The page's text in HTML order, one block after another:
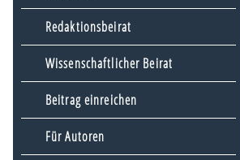
Redaktionsbeirat
Wissenschaftlicher Beirat
Beitrag einreichen
Für Autoren